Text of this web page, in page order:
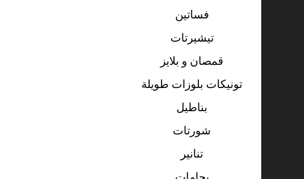
فساتين
تيشيرتات
قمصان و بلايز
تونيكات بلوزات طويلة
بناطيل
شورتات
تنانير